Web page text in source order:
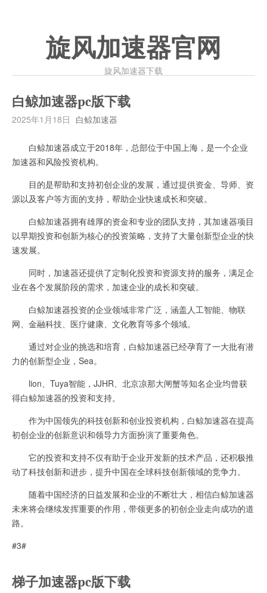
旋风加速器官网
旋风加速器下载
白鲸加速器pc版下载
2025年1月18日 白鲸加速器
白鲸加速器成立于2018年，总部位于中国上海，是一个企业
加速器和风险投资机构。
目的是帮助和支持初创企业的发展，通过提供资金、导师、资
源以及客户等方面的支持，帮助企业快速成长和突破。
白鲸加速器拥有雄厚的资金和专业的团队支持，其加速器项目
以早期投资和创新为核心的投资策略，支持了大量创新型企业的快
速发展。
同时，加速器还提供了定制化投资和资源支持的服务，满足企
业在各个发展阶段的需求，加速企业的成长和突破。
白鲸加速器投资的企业领域非常广泛，涵盖人工智能、物联
网、金融科技、医疗健康、文化教育等多个领域。
通过对企业的挑选和培育，白鲸加速器已经孕育了一大批有潜
力的创新型企业，Sea。
lion、Tuya智能，JJHR、北京凉那大闸蟹等知名企业均曾获
得白鲸加速器的投资和支持。
作为中国领先的科技创新和创业投资机构，白鲸加速器在提高
初创企业的创新意识和领导力方面扮演了重要角色。
它的投资和支持不仅有助于企业开发新的技术产品，还积极推
动了科技创新和进步，提升中国在全球科技创新领域的竞争力。
随着中国经济的日益发展和企业的不断壮大，相信白鲸加速器
未来将会继续发挥重要的作用，带领更多的初创企业走向成功的道
路。
#3#
梯子加速器pc版下载